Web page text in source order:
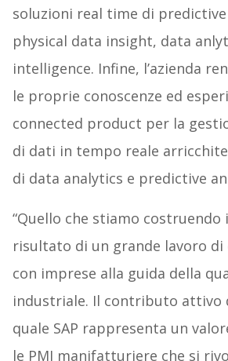
soluzioni real time di
physical data insight, data
intelligence. Infine, l’azienda
le proprie conoscenze ed
connected product per la
di dati in tempo reale
di data analytics e predictive
“Quello che stiamo costruendo
risultato di un grande lavoro di
con imprese alla guida della
industriale. Il contributo attivo
quale SAP rappresenta un
le PMI manifatturiere che si